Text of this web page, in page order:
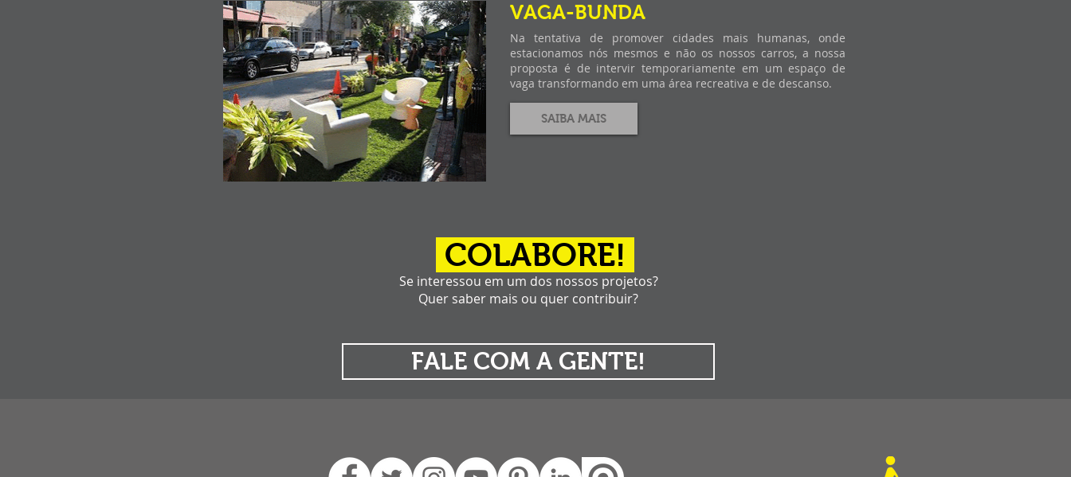
VAGA-BUNDA
Na tentativa de promover cidades mais humanas, onde
estacionamos nós mesmos e não os nossos carros, a nossa
proposta é de intervir temporariamente em um espaço de
vaga transformando em uma área recreativa e de descanso.
SAIBA MAIS
COLABORE!
Se interessou em um dos nossos projetos?
Quer saber mais ou quer contribuir?
FALE COM A GENTE!